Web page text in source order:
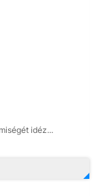
idéz...